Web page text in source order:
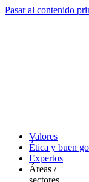
Pasar al contenido
Valores
Ética y buen
Expertos
Áreas /
sectores